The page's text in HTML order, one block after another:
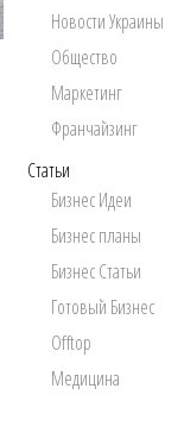
Новости Украины
Общество
Маркетинг
Франчайзинг
Статьи
Бизнес Идеи
Бизнес планы
Бизнес Статьи
Готовый Бизнес
Offtop
Медицина